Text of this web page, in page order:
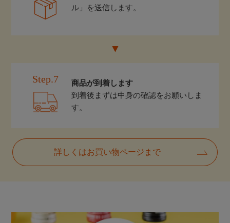
ル」を送信します。
Step.7
商品が到着します
到着後まずは中身の確認をお願いしま
す。
詳しくはお買い物ページまで